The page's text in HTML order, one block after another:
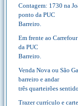
Contagem: 1730 na
ponto da PUC
Barreiro.
Em frente ao
da PUC
Barreiro.
Venda Nova ou São
barreiro e andar
três quarteirões
Trazer currículo e